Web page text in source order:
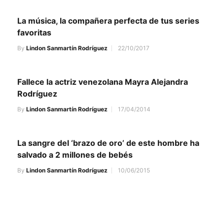
La música, la compañera perfecta de tus series
favoritas
By Lindon Sanmartín Rodríguez 22/10/2017
Fallece la actriz venezolana Mayra Alejandra
Rodríguez
By Lindon Sanmartín Rodríguez 17/04/2014
La sangre del ‘brazo de oro’ de este hombre ha
salvado a 2 millones de bebés
By Lindon Sanmartín Rodríguez 10/06/2015